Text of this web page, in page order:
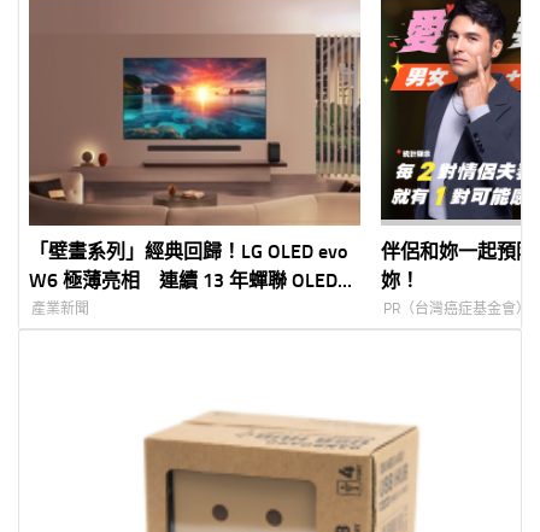
「壁畫系列」經典回歸！LG OLED evo
W6 極薄亮相 連續 13 年蟬聯 OLED
全球銷售冠軍 AI 影音科技全面升級家
產業新聞
伴侶和妳一起預
妳！
PR（台灣癌症基金會）